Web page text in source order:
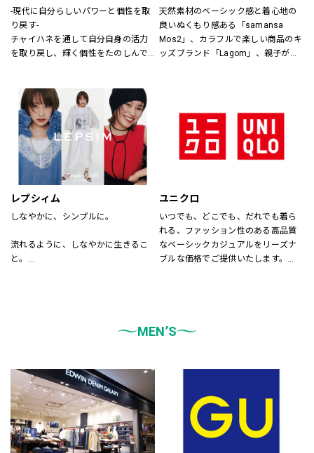
-現代に自分らしいパワーと個性を取
り戻す-
チャイハネを通して自分自身の活力
を取り戻し、輝く個性をたのしんで
フスタイル提案や価値観の共有を計
り、現代生活において、必要な活気
を取り戻す力になりたいと考えてい
ます。
天然素材のベーシック感と着心地の
良いぬくもり感ある「samansa
Mos2」、カラフルで楽しい商品のキ
ッズブランド「Lagom」、親子が楽
レプシィム
しなやかに、シンプルに。
流れるように、しなやかに生きるこ
と。
大人女性に似合うスタイルを提案し
ユニクロ
いつでも、どこでも、だれでも着ら
れる、ファッション性のある高品質
なベーシックカジュアルをリーズナ
ブルな価格でご提供いたします。
などをゾーンに分けて配置し、広
MEN’S